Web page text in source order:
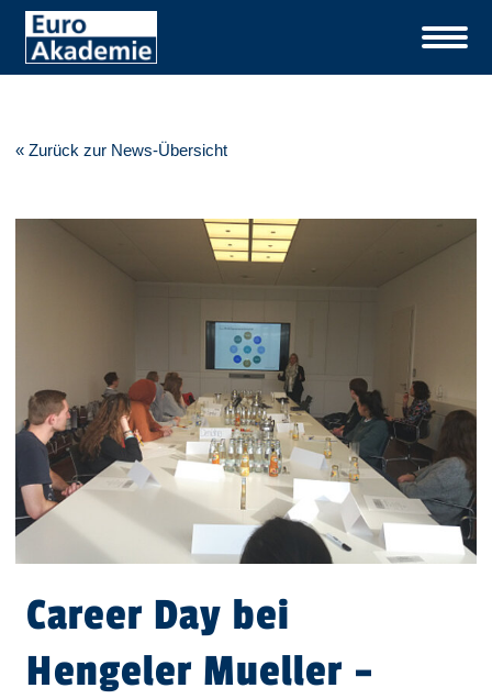
« Zurück zur News-Übersicht
Career Day bei
Hengeler Mueller –